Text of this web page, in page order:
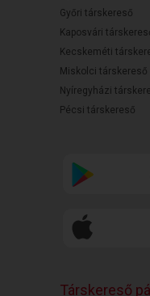
Győri társkereső
Kaposvári
Kecskeméti
Miskolci társkereső
Nyíregyházi
Pécsi társkereső
Társkereső